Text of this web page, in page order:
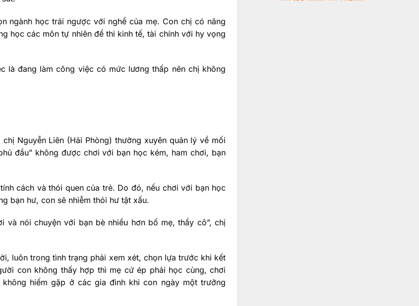
ngành học trái ngược với nghề của mẹ. Con chị có năng
học các môn tự nhiên để thi kinh tế, tài chính với hy vọng
là đang làm công việc có mức lương thấp nên chị không
Nguyễn Liên (Hải Phòng) thường xuyên quản lý về mối
đầu” không được chơi với bạn học kém, ham chơi, bạn
cách và thói quen của trẻ. Do đó, nếu chơi với bạn học
bạn hư, con sẽ nhiễm thói hư tật xấu.
nói chuyện với bạn bè nhiều hơn bố mẹ, thầy cô”, chị
luôn trong tình trạng phải xem xét, chọn lựa trước khi kết
con không thấy hợp thì mẹ cứ ép phải học cùng, chơi
hiếm gặp ở các gia đình khi con ngày một trưởng